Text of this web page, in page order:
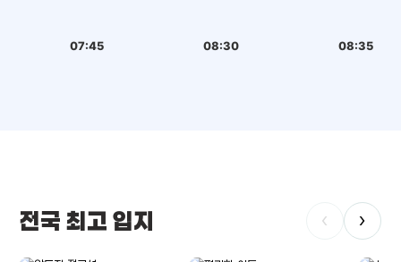
07:45 08:30 08:35
전국 최고 입지 ‹ ›